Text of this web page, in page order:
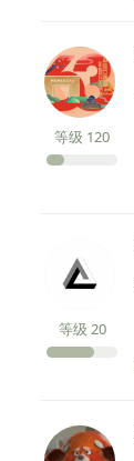
等级 120
等级 20